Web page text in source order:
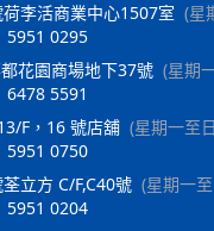
李活商業中心1507室 (星
5951 0295
花園商場地下37號 (星期
5591
F，16 號店舖 (星期一至
5951 0750
立方 C/F,C40號 (星期一
5951 0204